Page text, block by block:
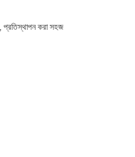
প্রতিস্থাপন করা সহজ